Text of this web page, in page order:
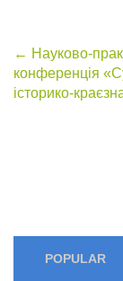
Post
← Науково-
конференція
історико-
POPULAR